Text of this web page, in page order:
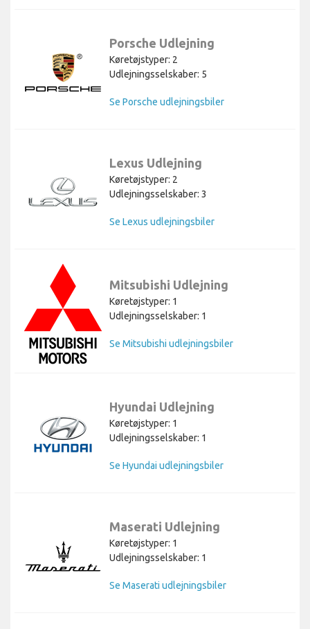
Porsche Udlejning
Køretøjstyper: 2
Udlejningsselskaber: 5
Se Porsche udlejningsbiler
Lexus Udlejning
Køretøjstyper: 2
Udlejningsselskaber: 3
Se Lexus udlejningsbiler
Mitsubishi Udlejning
Køretøjstyper: 1
Udlejningsselskaber: 1
Se Mitsubishi udlejningsbiler
Hyundai Udlejning
Køretøjstyper: 1
Udlejningsselskaber: 1
Se Hyundai udlejningsbiler
Maserati Udlejning
Køretøjstyper: 1
Udlejningsselskaber: 1
Se Maserati udlejningsbiler